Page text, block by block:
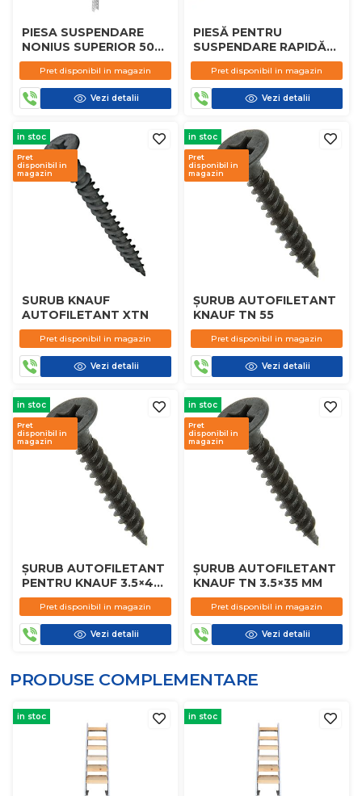
PIESA SUSPENDARE
NONIUS SUPERIOR 50
CM KNAUF
Pret disponibil in magazin
Vezi detalii
PIESĂ PENTRU
SUSPENDARE RAPIDĂ
CD 60 KNAUF
Pret disponibil in magazin
Vezi detalii
in stoc
Pret
disponibil in
magazin
SURUB KNAUF
AUTOFILETANT XTN
Pret disponibil in magazin
Vezi detalii
in stoc
Pret
disponibil in
magazin
ȘURUB AUTOFILETANT
KNAUF TN 55
Pret disponibil in magazin
Vezi detalii
in stoc
Pret
disponibil in
magazin
ȘURUB AUTOFILETANT
PENTRU KNAUF 3.5×45
MM
Pret disponibil in magazin
Vezi detalii
in stoc
Pret
disponibil in
magazin
ȘURUB AUTOFILETANT
KNAUF TN 3.5×35 MM
Pret disponibil in magazin
Vezi detalii
PRODUSE COMPLEMENTARE
in stoc in stoc